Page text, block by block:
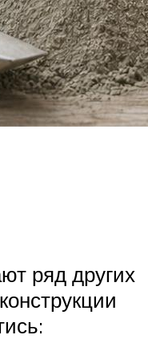
ряд других